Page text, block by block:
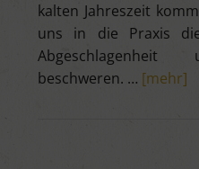
kalten Jahreszeit
uns in die Praxis
Abgeschlagenheit
beschweren. … [mehr]